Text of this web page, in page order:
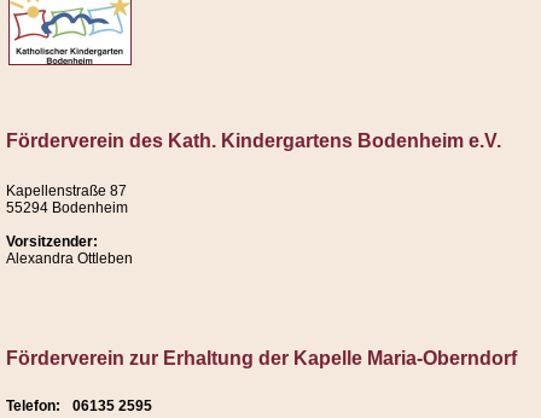
Förderverein des Kath. Kindergartens Bodenheim e.V.
Kapellenstraße 87
55294 Bodenheim
Vorsitzender:
Alexandra Ottleben
Förderverein zur Erhaltung der Kapelle Maria-Oberndorf
Telefon: 06135 2595